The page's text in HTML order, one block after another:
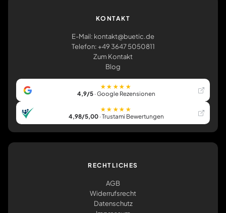
KONTAKT
E-Mail: kontakt@buetic.de
Telefon: +49 3647 5050811
Zum Kontakt
Blog
★★★★★
4,9/5· Google Rezensionen
★★★★★
4,98/5,00· Trustami Bewertungen
RECHTLICHES
AGB
Widerrufsrecht
Datenschutz